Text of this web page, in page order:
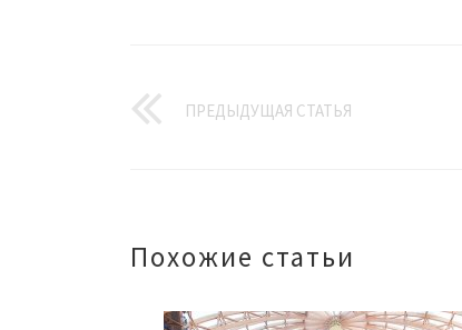
ПРЕДЫДУЩАЯ СТАТЬЯ
Похожие статьи